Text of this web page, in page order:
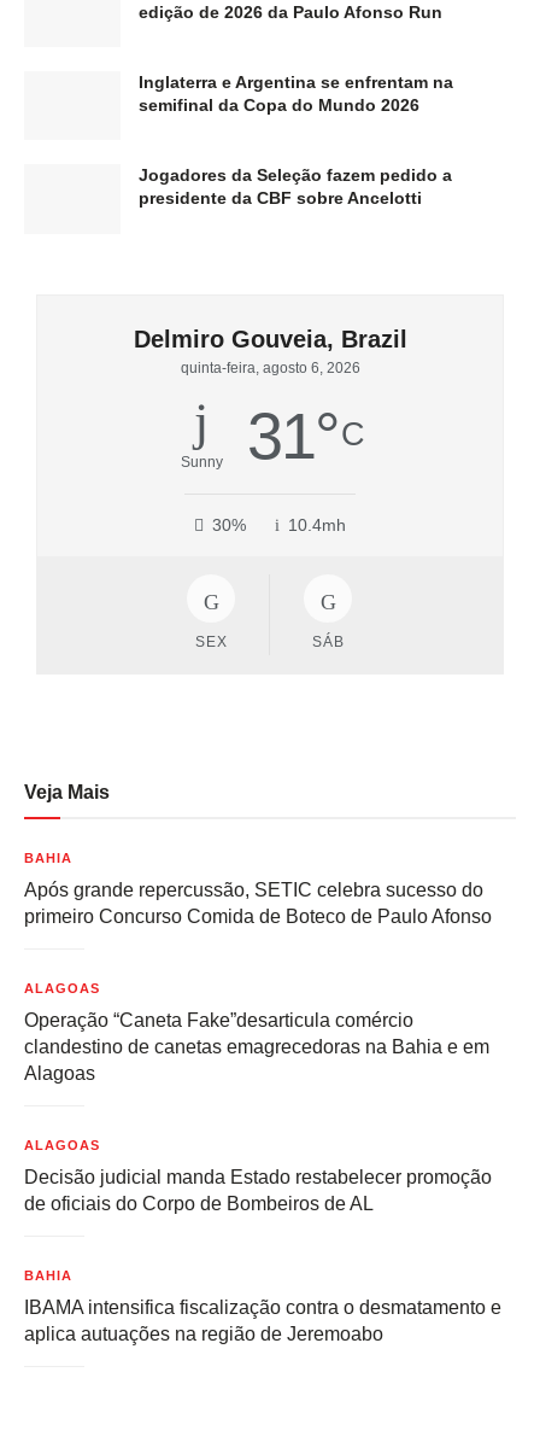
edição de 2026 da Paulo Afonso Run
Inglaterra e Argentina se enfrentam na
semifinal da Copa do Mundo 2026
Jogadores da Seleção fazem pedido a
presidente da CBF sobre Ancelotti
Delmiro Gouveia, Brazil
quinta-feira, agosto 6, 2026
Sunny 31°C
30% 10.4mh
SEX SÁB
Veja Mais
BAHIA
Após grande repercussão, SETIC celebra sucesso do
primeiro Concurso Comida de Boteco de Paulo Afonso
ALAGOAS
Operação “Caneta Fake”desarticula comércio
clandestino de canetas emagrecedoras na Bahia e em
Alagoas
ALAGOAS
Decisão judicial manda Estado restabelecer promoção
de oficiais do Corpo de Bombeiros de AL
BAHIA
IBAMA intensifica fiscalização contra o desmatamento e
aplica autuações na região de Jeremoabo